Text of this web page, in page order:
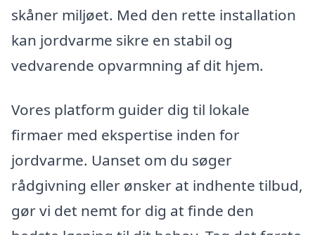
skåner miljøet. Med den rette installation
kan jordvarme sikre en stabil og
vedvarende opvarmning af dit hjem.
Vores platform guider dig til lokale
firmaer med ekspertise inden for
jordvarme. Uanset om du søger
rådgivning eller ønsker at indhente tilbud,
gør vi det nemt for dig at finde den